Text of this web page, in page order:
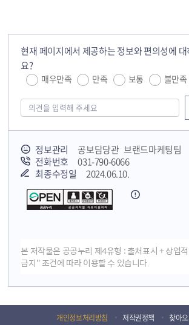
현재 페이지에서 제공하는 정보와 편의성에
요?
매우만족 만족 보통 불만족
정보관리
공보담당관 브랜드마케팅팀
전화번호
031-790-6066
최종수정일
2024.06.10.
본 저작물은 공공누리 제4유형 : 출처표시 + 상업
금지" 조건에 따라 이용할 수 있습니다.
개인정보처리방침 저작권정책 찾아